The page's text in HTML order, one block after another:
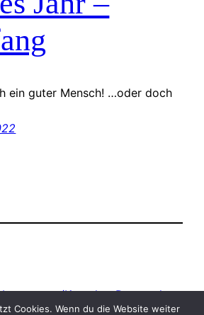
ein guter Mensch! …oder doch
Impressum/Kontakt Datenschutz
Cookies. Wenn du die Website weiter